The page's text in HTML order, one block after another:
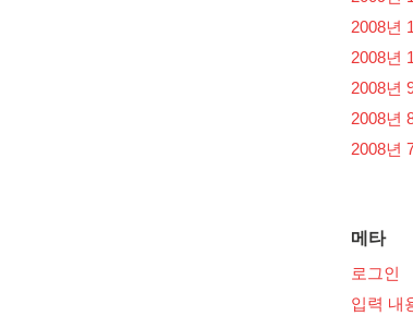
2008년
2008년
2008년
2008년
2008년
메타
로그인
입력 내